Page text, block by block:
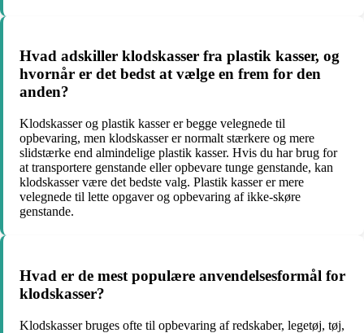
Hvad adskiller klodskasser fra plastik kasser, og
hvornår er det bedst at vælge en frem for den
anden?
Klodskasser og plastik kasser er begge velegnede til
opbevaring, men klodskasser er normalt stærkere og mere
slidstærke end almindelige plastik kasser. Hvis du har brug for
at transportere genstande eller opbevare tunge genstande, kan
klodskasser være det bedste valg. Plastik kasser er mere
velegnede til lette opgaver og opbevaring af ikke-skøre
genstande.
Hvad er de mest populære anvendelsesformål for
klodskasser?
Klodskasser bruges ofte til opbevaring af redskaber, legetøj, tøj,